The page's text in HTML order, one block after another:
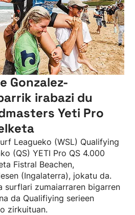
Gonzalez-
irabazi du
Yeti Pro
Leagueko (WSL) Qualifying
(QS) YETI Pro QS 4.000
Fistral Beachen,
(Ingalaterra), jokatu da.
surflari zumaiarraren bigarren
da Qualifiying serieen
zirkuituan.